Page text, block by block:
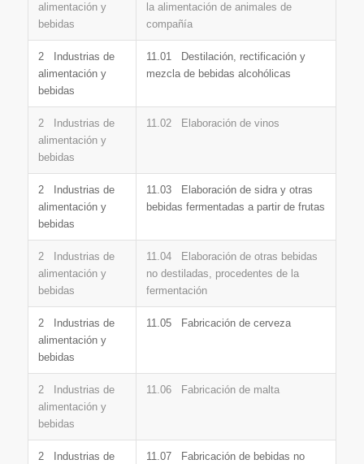
alimentación y
bebidas
la alimentación de animales de
compañía
2 Industrias de
alimentación y
bebidas
11.01 Destilación, rectificación y
mezcla de bebidas alcohólicas
2 Industrias de
alimentación y
bebidas
11.02 Elaboración de vinos
2 Industrias de
alimentación y
bebidas
11.03 Elaboración de sidra y otras
bebidas fermentadas a partir de frutas
2 Industrias de
alimentación y
bebidas
11.04 Elaboración de otras bebidas
no destiladas, procedentes de la
fermentación
2 Industrias de
alimentación y
bebidas
11.05 Fabricación de cerveza
2 Industrias de
alimentación y
bebidas
11.06 Fabricación de malta
2 Industrias de
11.07 Fabricación de bebidas no